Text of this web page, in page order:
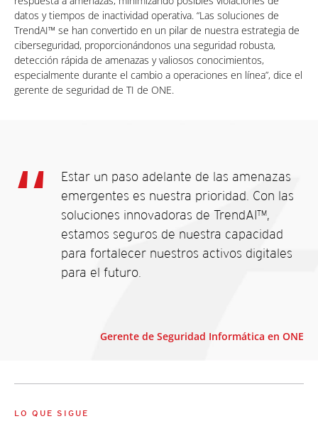
datos y tiempos de inactividad operativa. “Las soluciones de
TrendAI™ se han convertido en un pilar de nuestra estrategia de
ciberseguridad, proporcionándonos una seguridad robusta,
detección rápida de amenazas y valiosos conocimientos,
especialmente durante el cambio a operaciones en línea”, dice el
gerente de seguridad de TI de ONE.
Estar un paso adelante de las amenazas
emergentes es nuestra prioridad. Con las
soluciones innovadoras de TrendAI™,
estamos seguros de nuestra capacidad
para fortalecer nuestros activos digitales
para el futuro.
Gerente de Seguridad Informática en ONE
LO QUE SIGUE